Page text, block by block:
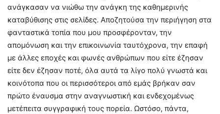
ανάγκασαν να νιώθω την ανάγκη της καθημερινής
καταβύθισης στις σελίδες. Αποζητούσα την περιήγηση στα
φανταστικά τοπία που μου προσφέρονταν, την
απομόνωση και την επικοινωνία ταυτόχρονα, την επαφή
με άλλες εποχές και φωνές ανθρώπων που είτε έζησαν
είτε δεν έζησαν ποτέ, όλα αυτά τα λίγο πολύ γνωστά και
κοινότοπα που οι περισσότεροι από εμάς βρήκαν σαν
πρώτο έναυσμα στην αναγνωστική και ενδεχομένως
μετέπειτα συγγραφική τους πορεία. Ωστόσο, πάντα,